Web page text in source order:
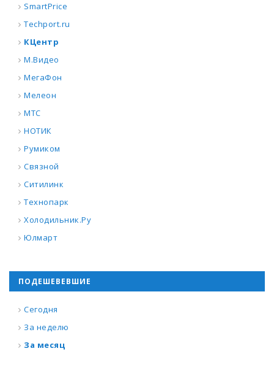
SmartPrice
Techport.ru
КЦентр
М.Видео
МегаФон
Мелеон
МТС
НОТИК
Румиком
Связной
Ситилинк
Технопарк
Холодильник.Ру
Юлмарт
ПОДЕШЕВЕВШИЕ
Сегодня
За неделю
За месяц